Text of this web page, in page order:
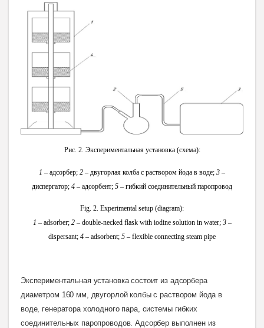
Рис. 2. Экспериментальная установка (схема):
1 – адсорбер; 2 – двугорлая колба с раствором йода в воде; 3 –
диспергатор; 4 – адсорбент; 5 – гибкий соединительный паропровод
Fig. 2. Experimental setup (diagram):
1 – adsorber; 2– double-necked flask with iodine solution in water;3–
dispersant; 4 – adsorbent; 5 – flexible connecting steam pipe
Экспериментальная установка состоит из адсорбера
диаметром 160 мм, двугорлой колбы с раствором йода в
воде, генератора холодного пара, системы гибких
соединительных паропроводов. Адсорбер выполнен из